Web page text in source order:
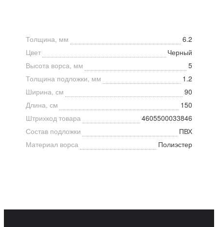
Толщина, мм
6.2
Цвет
Черный
Высота ворса, мм
5
Толщина подложки, мм
1.2
Ширина, см
90
Длина, см
150
Штрихкод товара
4605500033846
Состав подложки
ПВХ
Материал ворса
Полиэстер